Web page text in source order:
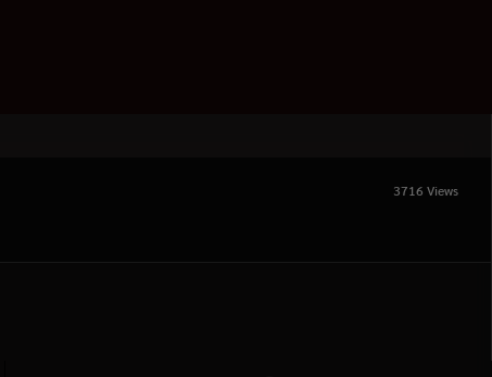
3716 Views